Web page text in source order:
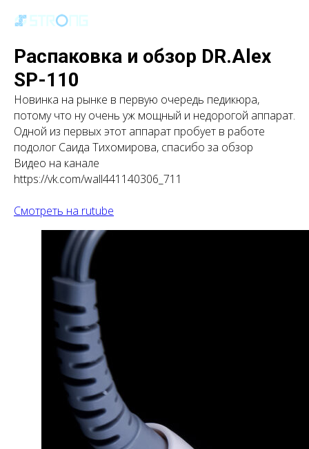
Распаковка и обзор DR.Alex
SP-110
Новинка на рынке в первую очередь педикюра,
потому что ну очень уж мощный и недорогой аппарат.
Одной из первых этот аппарат пробует в работе
подолог Саида Тихомирова, спасибо за обзор
Видео на канале
https://vk.com/wall441140306_711
Смотреть на rutube